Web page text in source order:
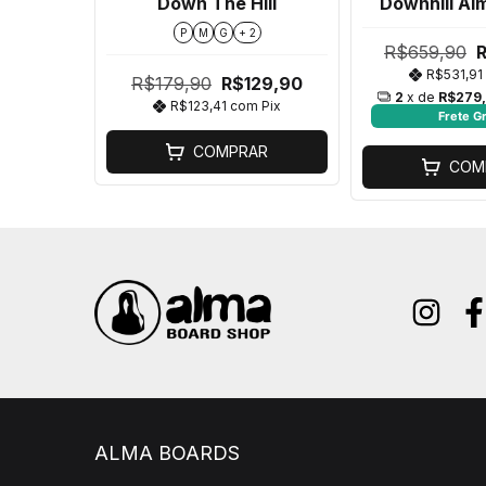
P M G + 2
R$179,90 R$129,90
R$123,41 com Pix
COMPRAR
R$659,90
R$531,91
2 x de
Frete
ALMA BOARDS